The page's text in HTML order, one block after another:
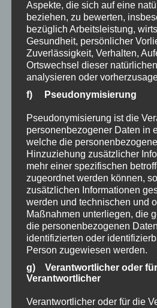
Bergwachtübung am
Johlarobed am 13.
Starzlachklamm
Fackelwanderung zur
Mikrozensus 2024
Burgberger Nachtumzug
Frohe Weihnachten…
Pächter für den
Hofbachweg gesperrt!
Kinderreisepass wird
abgeschafft
Bebbi B. & Gustav L.
Gruschtbrothers
Burgentage 2023 –
Julia Krusch kommt
Burgentage 2023 -
Burg am Berg“
Aspekte, die sich auf eine
beziehen, zu bewerten,
bezüglich Arbeitsleistung,
Gesundheit, persönlicher
Zuverlässigkeit, Verhalten,
Ortswechsel dieser
analysieren oder
f) Pseudonymisierung
Pseudonymisierung ist die
personenbezogener Daten in
welche die
Hinzuziehung zusätzlicher
mehr einer spezifischen
zugeordnet werden können,
zusätzlichen Informationen
werden und technischen und
Maßnahmen unterliegen, die
die personenbezogenen
identifizierten oder
Person zugewiesen werden.
g) Verantwortlicher oder
Verantwortlicher
Verantwortlicher oder für die